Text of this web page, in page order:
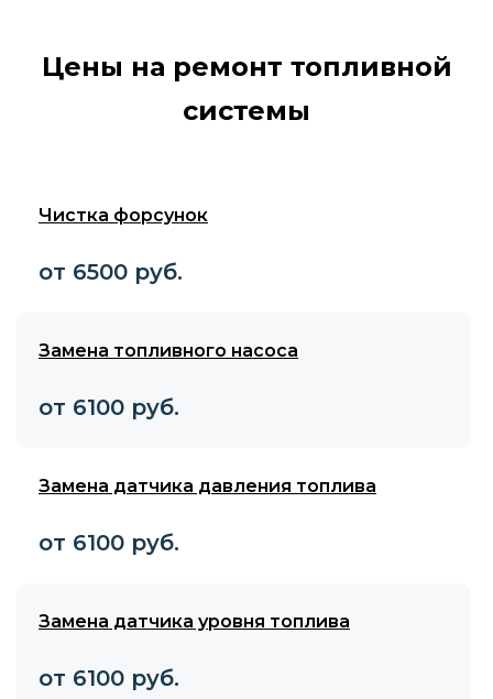
Цены на ремонт топливной
системы
Чистка форсунок
от 6500 руб.
Замена топливного насоса
от 6100 руб.
Замена датчика давления топлива
от 6100 руб.
Замена датчика уровня топлива
от 6100 руб.